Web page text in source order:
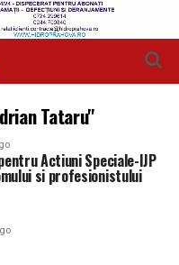
Tataru"
Actiuni Speciale-IJP
si profesionistului